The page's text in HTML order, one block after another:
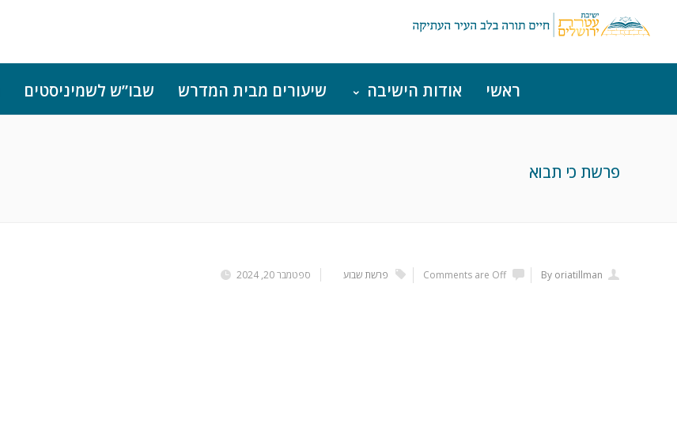
ראשי אודות הישיבה שיעורים מבית המדרש שבו”ש לשמיניסטים
פרשת כי תבוא
ספטמבר 20, 2024 By oriatillman
Comments are Off פרשת שבוע